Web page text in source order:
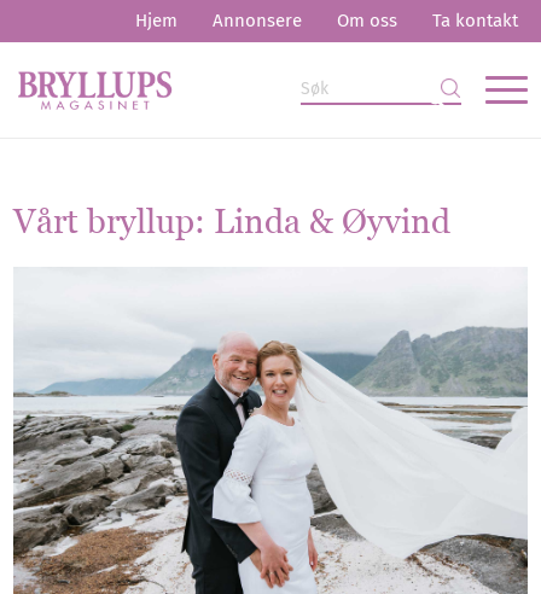
Hjem Annonsere Om oss Ta kontakt
Vårt bryllup: Linda & Øyvind